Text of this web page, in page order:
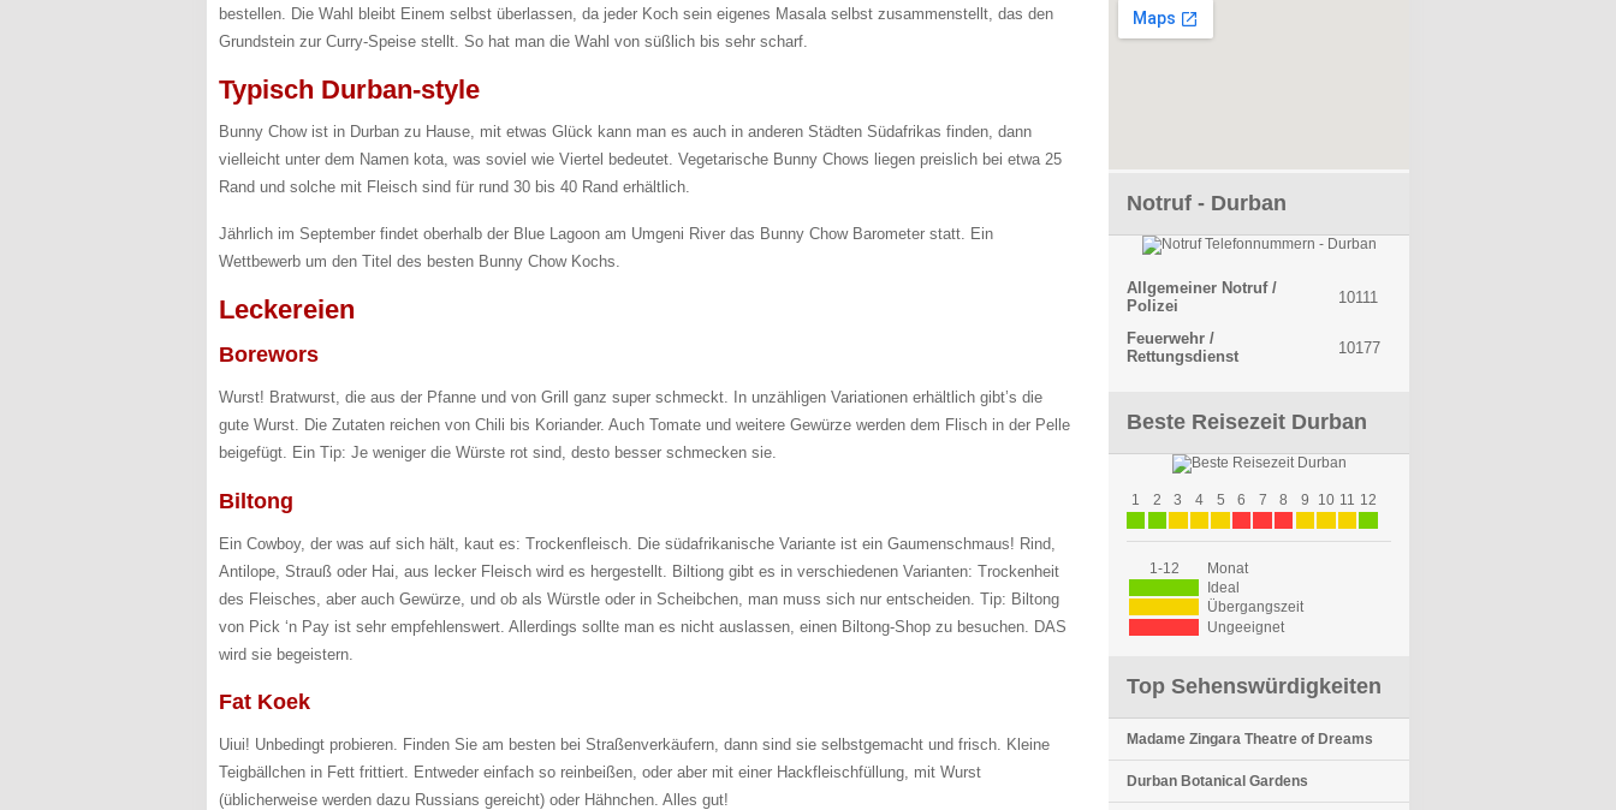
bestellen. Die Wahl bleibt Einem selbst überlassen, da jeder Koch sein eigenes Masala selbst zusammenstellt, das den
Grundstein zur Curry-Speise stellt. So hat man die Wahl von süßlich bis sehr scharf.
Typisch Durban-style
Bunny Chow ist in Durban zu Hause, mit etwas Glück kann man es auch in anderen Städten Südafrikas finden, dann
vielleicht unter dem Namen kota, was soviel wie Viertel bedeutet. Vegetarische Bunny Chows liegen preislich bei etwa 25
Rand und solche mit Fleisch sind für rund 30 bis 40 Rand erhältlich.
Jährlich im September findet oberhalb der Blue Lagoon am Umgeni River das Bunny Chow Barometer statt. Ein
Wettbewerb um den Titel des besten Bunny Chow Kochs.
Leckereien
Borewors
Wurst! Bratwurst, die aus der Pfanne und von Grill ganz super schmeckt. In unzähligen Variationen erhältlich gibt’s die
gute Wurst. Die Zutaten reichen von Chili bis Koriander. Auch Tomate und weitere Gewürze werden dem Flisch in der Pelle
beigefügt. Ein Tip: Je weniger die Würste rot sind, desto besser schmecken sie.
Biltong
Ein Cowboy, der was auf sich hält, kaut es: Trockenfleisch. Die südafrikanische Variante ist ein Gaumenschmaus! Rind,
Antilope, Strauß oder Hai, aus lecker Fleisch wird es hergestellt. Biltiong gibt es in verschiedenen Varianten: Trockenheit
des Fleisches, aber auch Gewürze, und ob als Würstle oder in Scheibchen, man muss sich nur entscheiden. Tip: Biltong
von Pick ‘n Pay ist sehr empfehlenswert. Allerdings sollte man es nicht auslassen, einen Biltong-Shop zu besuchen. DAS
wird sie begeistern.
Fat Koek
Uiui! Unbedingt probieren. Finden Sie am besten bei Straßenverkäufern, dann sind sie selbstgemacht und frisch. Kleine
Teigbällchen in Fett frittiert. Entweder einfach so reinbeißen, oder aber mit einer Hackfleischfüllung, mit Wurst
(üblicherweise werden dazu Russians gereicht) oder Hähnchen. Alles gut!
Notruf - Durban
Allgemeiner Notruf /
Polizei
10111
Feuerwehr /
Rettungsdienst
10177
Beste Reisezeit Durban
1 2 3 4 5 6 7 8 9 10 11 12
1-12
Monat
Ideal
Übergangszeit
Ungeeignet
Top Sehenswürdigkeiten
Madame Zingara Theatre of Dreams
Durban Botanical Gardens